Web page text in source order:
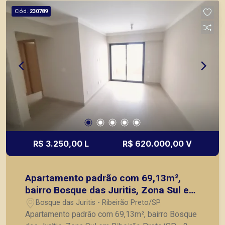
Cód. 230789
R$ 3.250,00 L R$ 620.000,00 V
Apartamento padrão com 69,13m²,
bairro Bosque das Juritis, Zona Sul em
Ribeirão Preto/SP.
Bosque das Juritis - Ribeirão Preto/SP
Apartamento padrão com 69,13m², bairro Bosque